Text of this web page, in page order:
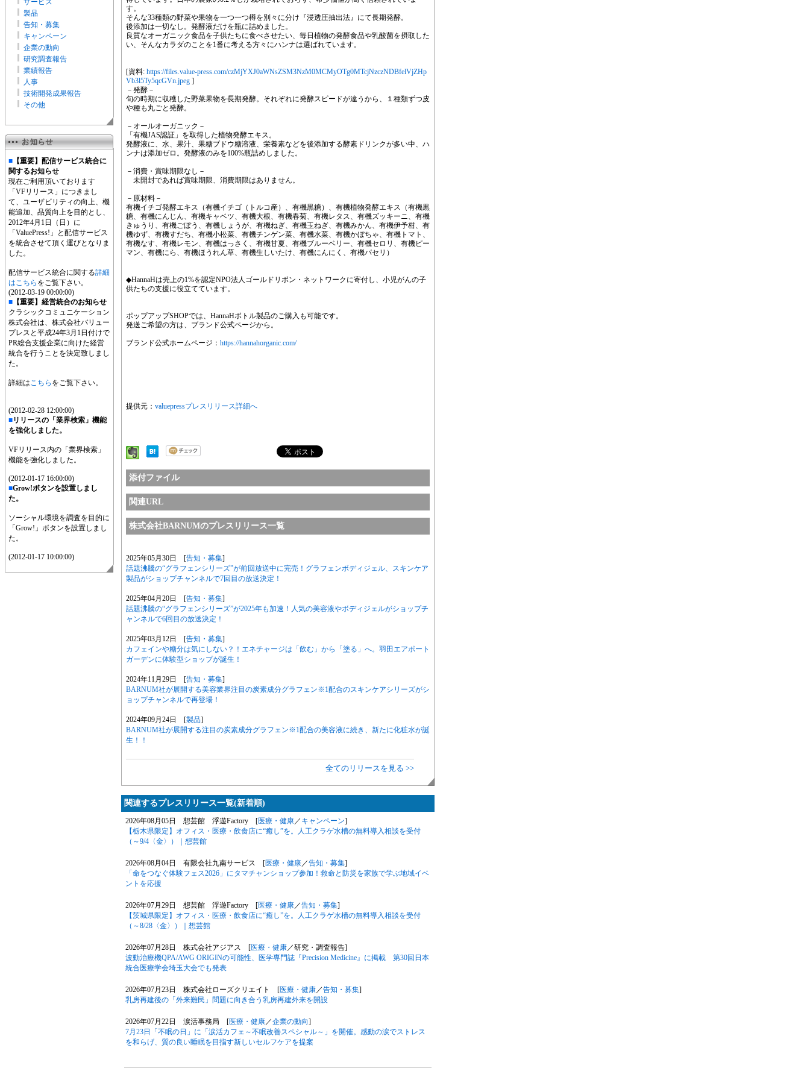
サービス
製品
告知・募集
キャンペーン
企業の動向
研究調査報告
業績報告
人事
技術開発成果報告
その他
■ 【重要】配信サービス統合に
関するお知らせ
現在ご利用頂いております
「VFリリース」につきまし
て、ユーザビリティの向上、機
能追加、品質向上を目的とし、
2012年4月1日（日）に
「ValuePress!」と配信サービス
を統合させて頂く運びとなりま
した。
配信サービス統合に関する詳細
はこちら をご覧下さい。
(2012-03-19 00:00:00)
■ 【重要】経営統合のお知らせ
クラシックコミュニケーション
株式会社は、株式会社バリュー
プレスと平成24年3月1日付けで
PR総合支援企業に向けた経営
統合を行うことを決定致しまし
た。
詳細はこちら をご覧下さい。
(2012-02-28 12:00:00)
■リリースの「業界検索」機能
を強化しました。
VFリリース内の「業界検索」
機能を強化しました。
(2012-01-17 16:00:00)
■Grow!ボタンを設置しまし
た。
ソーシャル環境を調査を目的に
「Grow!」ボタンを設置しまし
た。
(2012-01-17 10:00:00)
す。
そんな33種類の野菜や果物を一つ一つ樽を別々に分け『浸透圧抽出法』にて長期発酵。
後添加は一切なし。発酵液だけを瓶に詰めました。
良質なオーガニック食品を子供たちに食べさせたい、毎日植物の発酵食品や乳酸菌を摂取した
い、そんなカラダのことを1番に考える方々にハンナは選ばれています。
[資料: https://files.value-press.com/czMjYXJ0aWNsZSM3NzM0MCMyOTg0MTcjNzczNDBfelVjZHp
Vb3l5Ty5qcGVn.jpeg ]
－発酵－
旬の時期に収穫した野菜果物を長期発酵。それぞれに発酵スピードが違うから、１種類ずつ皮
や種も丸ごと発酵。
－オールオーガニック－
「有機JAS認証」を取得した植物発酵エキス。
発酵液に、水、果汁、果糖ブドウ糖溶液、栄養素などを後添加する酵素ドリンクが多い中、ハ
ンナは添加ゼロ。発酵液のみを100%瓶詰めしました。
－消費・賞味期限なし－
未開封であれば賞味期限、消費期限はありません。
－原材料－
有機イチゴ発酵エキス（有機イチゴ（トルコ産）、有機黒糖）、有機植物発酵エキス（有機黒
糖、有機にんじん、有機キャベツ、有機大根、有機春菊、有機レタス、有機ズッキーニ、有機
きゅうり、有機ごぼう、有機しょうが、有機ねぎ、有機玉ねぎ、有機みかん、有機伊予柑、有
機ゆず、有機すだち、有機小松菜、有機チンゲン菜、有機水菜、有機かぼちゃ、有機トマト、
有機なす、有機レモン、有機はっさく、有機甘夏、有機ブルーベリー、有機セロリ、有機ピー
マン、有機にら、有機ほうれん草、有機生しいたけ、有機にんにく、有機パセリ）
◆HannaHは売上の1%を認定NPO法人ゴールドリボン・ネットワークに寄付し、小児がんの子
供たちの支援に役立てています。
ポップアップSHOPでは、HannaHボトル製品のご購入も可能です。
発送ご希望の方は、ブランド公式ページから。
ブランド公式ホームページ： https://hannahorganic.com/
提供元： valuepressプレスリリース詳細へ
添付ファイル
関連URL
株式会社BARNUMのプレスリリース一覧
2025年05月30日 [告知・募集]
話題沸騰の“グラフェンシリーズ”が前回放送中に完売！グラフェンボディジェル、スキンケア
製品がショップチャンネルで7回目の放送決定！
2025年04月20日 [告知・募集]
話題沸騰の“グラフェンシリーズ”が2025年も加速！人気の美容液やボディジェルがショップチ
ャンネルで6回目の放送決定！
2025年03月12日 [告知・募集]
カフェインや糖分は気にしない？！エネチャージは「飲む」から「塗る」へ。羽田エアポート
ガーデンに体験型ショップが誕生！
2024年11月29日 [告知・募集]
BARNUM社が展開する美容業界注目の炭素成分グラフェン※1配合のスキンケアシリーズがシ
ョップチャンネルで再登場！
2024年09月24日 [製品]
BARNUM社が展開する注目の炭素成分グラフェン※1配合の美容液に続き、新たに化粧水が誕
生！！
全てのリリースを見る >>
関連するプレスリリース一覧(新着順)
2026年08月05日 想芸館 浮遊Factory [医療・健康／ キャンペーン]
【栃木県限定】オフィス・医療・飲食店に“癒し”を。人工クラゲ水槽の無料導入相談を受付
（～9/4〈金〉）｜想芸館
2026年08月04日 有限会社九南サービス [医療・健康／告知・募集]
「命をつなぐ体験フェス2026」にタマチャンショップ参加！救命と防災を家族で学ぶ地域イベ
ントを応援
2026年07月29日 想芸館 浮遊Factory [医療・健康／告知・募集]
【茨城県限定】オフィス・医療・飲食店に“癒し”を。人工クラゲ水槽の無料導入相談を受付
（～8/28〈金〉）｜想芸館
2026年07月28日 株式会社アジアス [医療・健康／研究・調査報告]
波動治療機QPA/AWG ORIGINの可能性、医学専門誌『Precision Medicine』に掲載 第30回日本
統合医療学会埼玉大会でも発表
2026年07月23日 株式会社ローズクリエイト [医療・健康／告知・募集]
乳房再建後の「外来難民」問題に向き合う乳房再建外来を開設
2026年07月22日 涙活事務局 [医療・健康／企業の動向]
7月23日「不眠の日」に「涙活カフェ～不眠改善スペシャル～」を開催。感動の涙でストレス
を和らげ、質の良い睡眠を目指す新しいセルフケアを提案